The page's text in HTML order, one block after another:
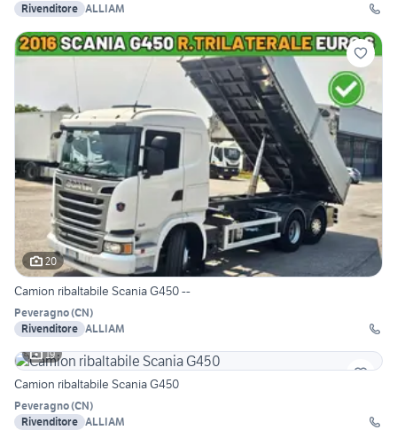
Rivenditore ALLIAM
20
Camion ribaltabile Scania G450 --
Peveragno(CN)
Rivenditore ALLIAM
19
Camion ribaltabile Scania G450
Peveragno(CN)
Rivenditore ALLIAM